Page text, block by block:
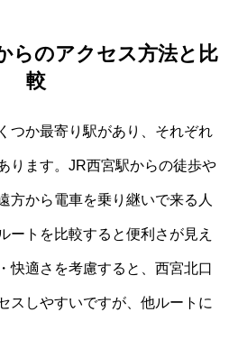
らのアクセス方法と比
較
つか最寄り駅があり、それぞれ
ります。JR西宮駅からの徒歩や
方から電車を乗り継いで来る人
ートを比較すると便利さが見え
快適さを考慮すると、西宮北口
スしやすいですが、他ルートに